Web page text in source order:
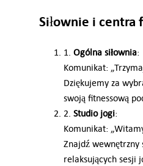
Siłownie i centra
1. Ogólna siłownia:
Komunikat:
Dziękujemy za
swoją fitnessową
2. Studio jogi:
Komunikat:
Znajdź wewnętrzny
relaksujących sesji